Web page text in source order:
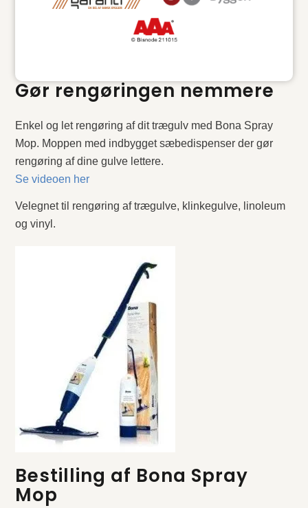
Gør rengøringen nemmere
Enkel og let rengøring af dit trægulv med Bona Spray
Mop. Moppen med indbygget sæbedispenser der gør
rengøring af dine gulve lettere.
Se videoen her
Velegnet til rengøring af trægulve, klinkegulve, linoleum
og vinyl.
Bestilling af Bona Spray
Mop